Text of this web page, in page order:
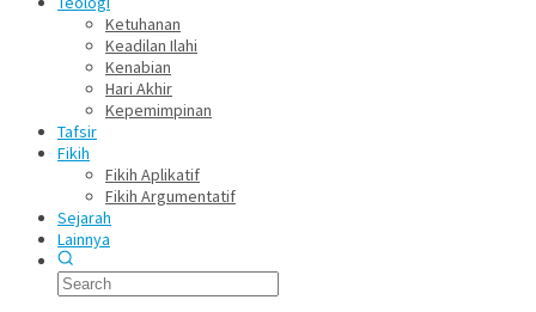
Ketuhanan
Keadilan Ilahi
Kenabian
Hari Akhir
Kepemimpinan
Tafsir
Fikih
Fikih Aplikatif
Fikih Argumentatif
Sejarah
Lainnya